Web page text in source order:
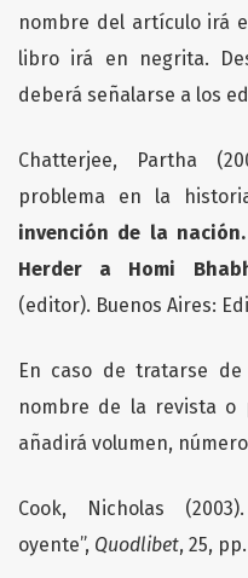
nombre del artículo irá
libro irá en negrita.
deberá señalarse a los
Chatterjee, Partha
problema en la
invención de la
Herder a Homi
(editor). Buenos Aires:
En caso de tratarse
nombre de la revista o
añadirá volumen,
Cook, Nicholas
oyente”, Quodlibet, 25,